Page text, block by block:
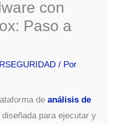
con
Paso a
/ Por
deanálisis de
para ejecutar y